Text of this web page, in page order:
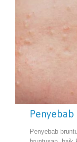
Penyebab